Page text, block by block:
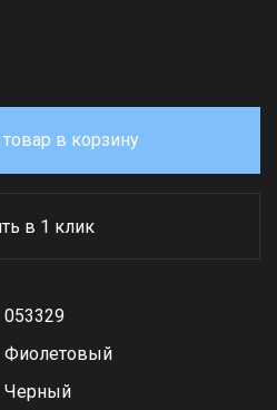
в корзину
в 1 клик
053329
Фиолетовый
Черный